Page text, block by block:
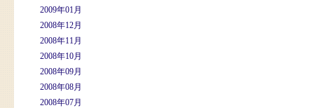
2009年01月
2008年12月
2008年11月
2008年10月
2008年09月
2008年08月
2008年07月